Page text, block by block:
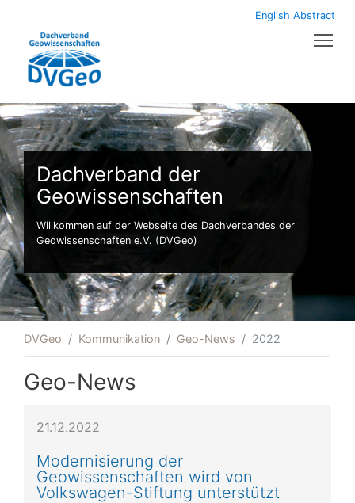
English Abstract
Dachverband der
Geowissenschaften
Willkommen auf der Webseite des Dachverbandes der
Geowissenschaften e.V. (DVGeo)
DVGeo Kommunikation Geo-News 2022
Geo-News
21.12.2022
Modernisierung der
Geowissenschaften wird von
Volkswagen-Stiftung unterstützt